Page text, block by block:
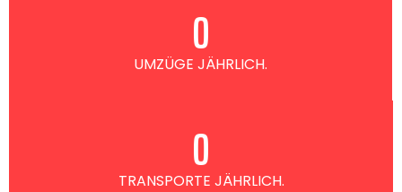
UMZÜGE JÄHRLICH.
0
TRANSPORTE JÄHRLICH.
0